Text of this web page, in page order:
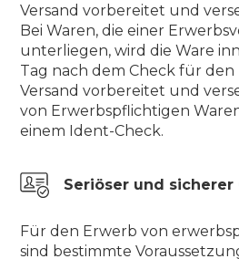
Versand vorbereitet und
Bei Waren, die einer
unterliegen, wird die Ware
Tag nach dem Check für
Versand vorbereitet und
von Erwerbspflichtigen
einem Ident-Check.
Seriöser und sicherer
Für den Erwerb von
sind bestimmte